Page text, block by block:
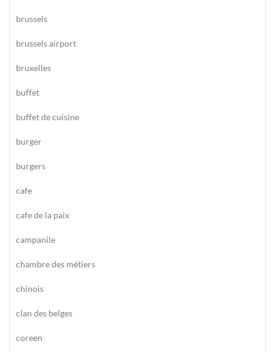
brussels
brussels airport
bruxelles
buffet
buffet de cuisine
burger
burgers
cafe
cafe de la paix
campanile
chambre des métiers
chinois
clan des belges
coreen